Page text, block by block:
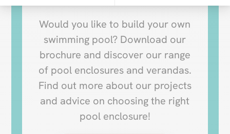
Would you like to build your own
swimming pool? Download our
brochure and discover our range
of pool enclosures and verandas.
Find out more about our projects
and advice on choosing the right
pool enclosure!